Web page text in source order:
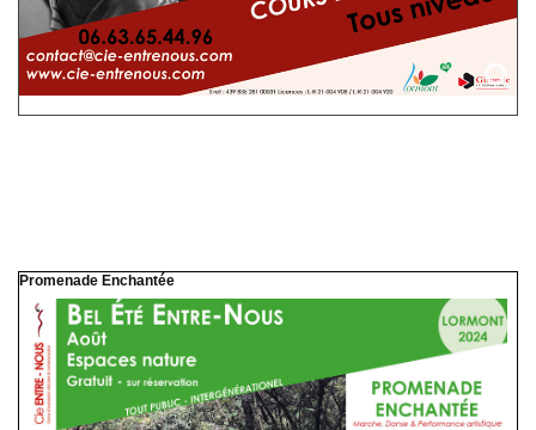
Promenade Enchantée